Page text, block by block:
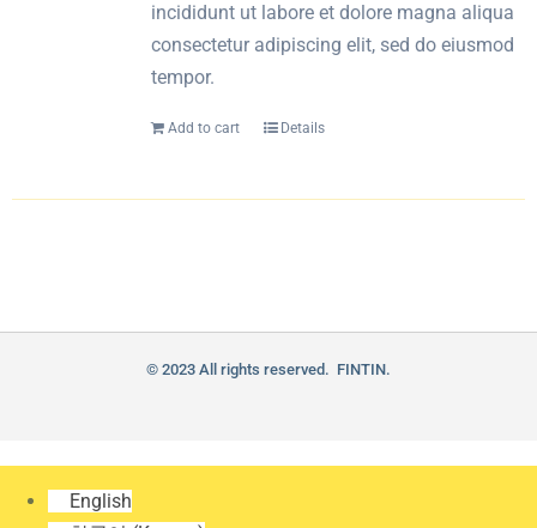
incididunt ut labore et dolore magna aliqua
consectetur adipiscing elit, sed do eiusmod
tempor.
Add to cart Details
© 2023 All rights reserved. FINTIN.
English